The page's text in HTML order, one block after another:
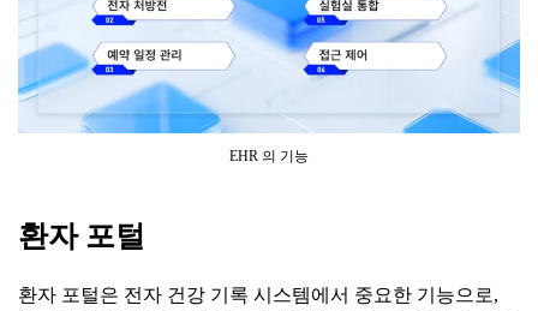
EHR 의 기능
환자 포털
환자 포털은 전자 건강 기록 시스템에서 중요한 기능으로,